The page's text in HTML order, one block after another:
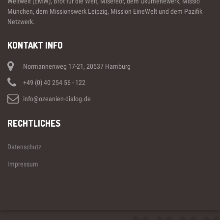
München, dem Missionswerk Leipzig, Mission EineWelt und dem Pazifik
Netzwerk.
KONTAKT INFO
Normannenweg 17-21, 20537 Hamburg
+49 (0) 40 254 56 - 122
info@ozeanien-dialog.de
RECHTLICHES
Datenschutz
Impressum